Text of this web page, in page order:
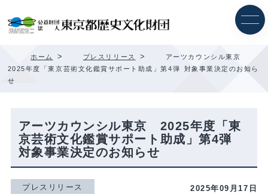
ッ
ホーム > プレスリリース >
アーツカウンシル東京
2025年度「東京芸術文化鑑賞サポート助成」第4弾 対象事業決定のお知ら
せ
アーツカウンシル東京 2025年度「東
京芸術文化鑑賞サポート助成」第4弾
対象事業決定のお知らせ
プレスリリース 2025年09月17日